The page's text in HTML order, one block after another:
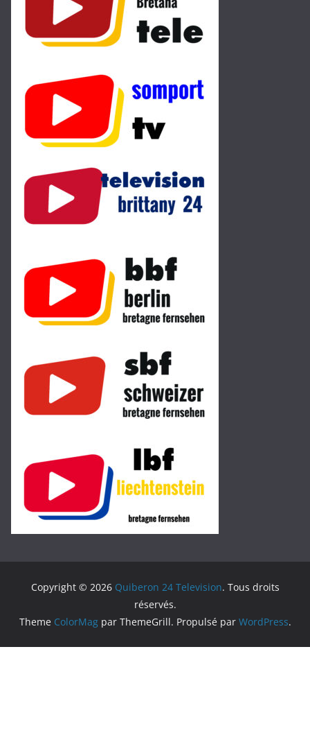
Copyright © 2026 Quiberon 24 Television. Tous droits
réservés.
Theme ColorMagpar ThemeGrill. Propulsé par WordPress.